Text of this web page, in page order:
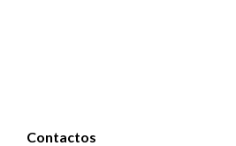
Contactos